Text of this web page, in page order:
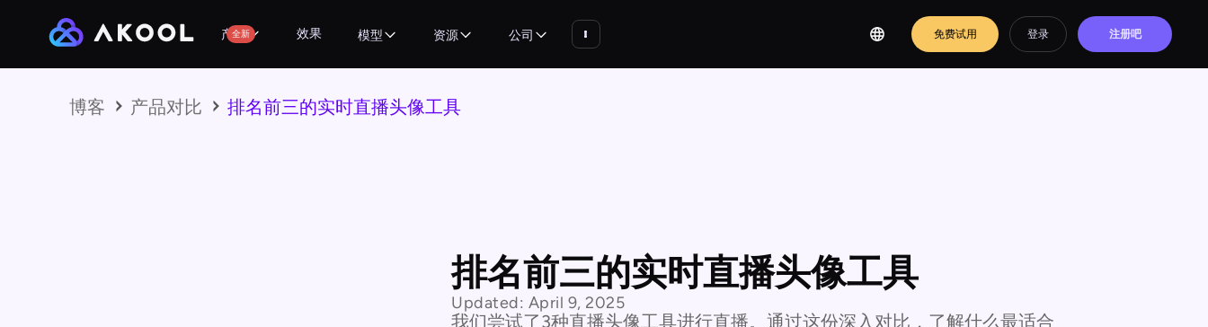
产品
全新 效果 模型 资源 公司 免费试用 登录 注册吧
博客 产品对比 排名前三的实时直播头像工具
排名前三的实时直播头像工具
Updated: April 9, 2025
我们尝试了3种直播头像工具进行直播。通过这份深入对比，了解什么最适合